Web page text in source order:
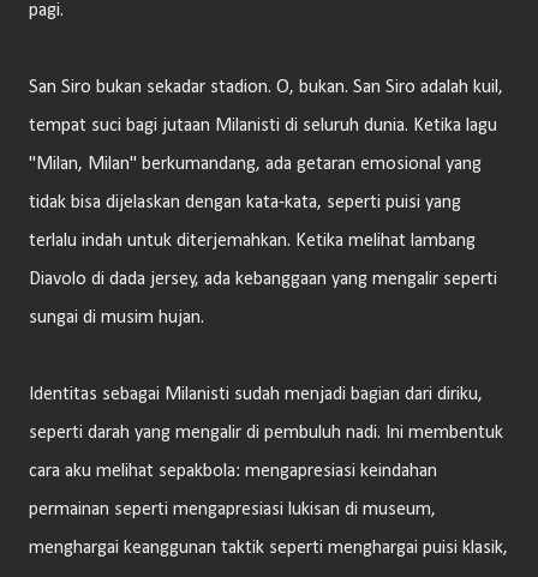
pagi.
San Siro bukan sekadar stadion. O, bukan. San Siro adalah kuil,
tempat suci bagi jutaan Milanisti di seluruh dunia. Ketika lagu
"Milan, Milan" berkumandang, ada getaran emosional yang
tidak bisa dijelaskan dengan kata-kata, seperti puisi yang
terlalu indah untuk diterjemahkan. Ketika melihat lambang
Diavolo di dada jersey, ada kebanggaan yang mengalir seperti
sungai di musim hujan.
Identitas sebagai Milanisti sudah menjadi bagian dari diriku,
seperti darah yang mengalir di pembuluh nadi. Ini membentuk
cara aku melihat sepakbola: mengapresiasi keindahan
permainan seperti mengapresiasi lukisan di museum,
menghargai keanggunan taktik seperti menghargai puisi klasik,